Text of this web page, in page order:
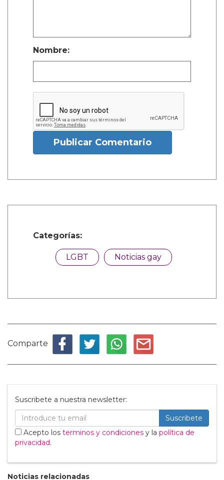
Nombre:
Publicar Comentario
Categorías:
LGBT Noticias gay
Comparte
Suscribete a nuestra newsletter:
Suscribete
Acepto los terminos y condiciones y la política de
privacidad.
Noticias relacionadas